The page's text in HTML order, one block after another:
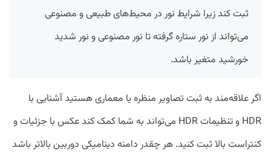
ثبت کند زیرا شرایط نور در محیط‌های طبیعی و مصنوعی
می‌تواند از نور ستاره گرفته تا نور مصنوعی و نور شدید
خورشید متغیر باشد.
اگر علاقه‌مند به ثبت تصاویر منظره یا معماری هستید آشنایی با
HDR و تنظیمات HDR می‌تواند به شما کمک کند عکس با جزئیات و
کنتراست بالا ثبت کنید. هر چقدر دامنه دینامیکی دوربین بالاتر باشد